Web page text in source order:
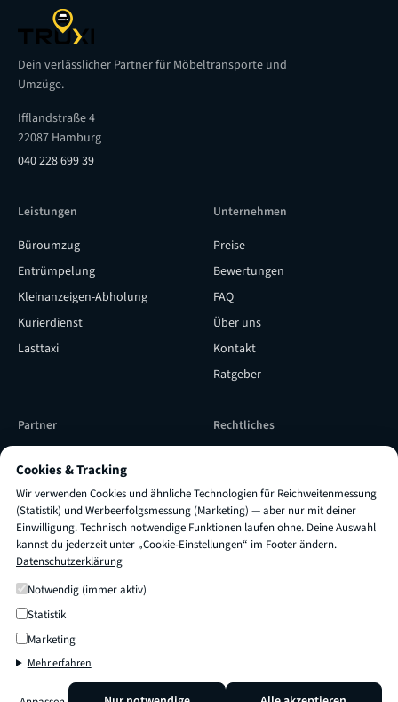
Dein verlässlicher Partner für Möbeltransporte und
Umzüge.
Ifflandstraße 4
22087 Hamburg
040 228 699 39
Leistungen
Büroumzug
Entrümpelung
Kleinanzeigen-Abholung
Kurierdienst
Lasttaxi
Unternehmen
Preise
Bewertungen
FAQ
Über uns
Kontakt
Ratgeber
Partner
Subunternehmer Login
TRUXI als Lieferpartner
engagieren
Rechtliches
Impressum
AGB
Datenschutz
© 2026 TRUXI
Cookies & Tracking
Wir verwenden Cookies und ähnliche Technologien für Reichweitenmessung
(Statistik) und Werbeerfolgsmessung (Marketing) — aber nur mit deiner
Einwilligung. Technisch notwendige Funktionen laufen ohne. Deine Auswahl
kannst du jederzeit unter „Cookie-Einstellungen“ im Footer ändern.
Datenschutzerklärung
Notwendig (immer aktiv)
Statistik
Marketing
Mehr erfahren